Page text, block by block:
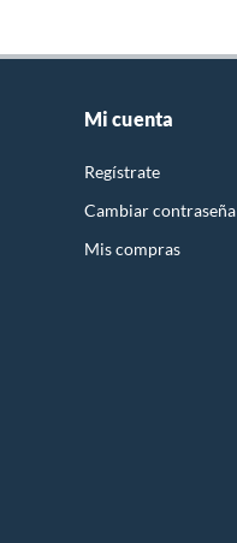
Mi cuenta
Regístrate
Cambiar contraseña
Mis compras